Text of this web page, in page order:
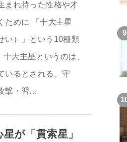
まれ持った性格や才
ために 「十大主星
い）」という10種類
大主星というのは、
いるとされる、守
撃・習…
星が「貫索星」